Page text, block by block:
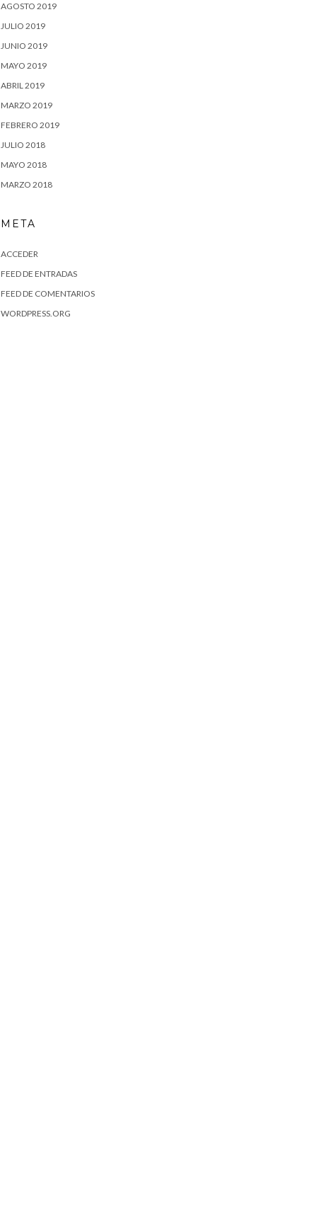
AGOSTO 2019
JULIO 2019
JUNIO 2019
MAYO 2019
ABRIL 2019
MARZO 2019
FEBRERO 2019
JULIO 2018
MAYO 2018
MARZO 2018
META
ACCEDER
FEED DE ENTRADAS
FEED DE COMENTARIOS
WORDPRESS.ORG